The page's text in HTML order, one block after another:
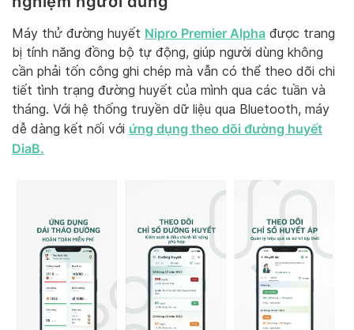
Máy thử đường huyết Nipro Premier Alpha được trang
bị tính năng đồng bộ tự động, giúp người dùng không
cần phải tốn công ghi chép mà vẫn có thể theo dõi chi
tiết tình trạng đường huyết của mình qua các tuần và
tháng. Với hệ thống truyền dữ liệu qua Bluetooth, máy
dễ dàng kết nối với ứng dụng theo dõi đường huyết
DiaB.